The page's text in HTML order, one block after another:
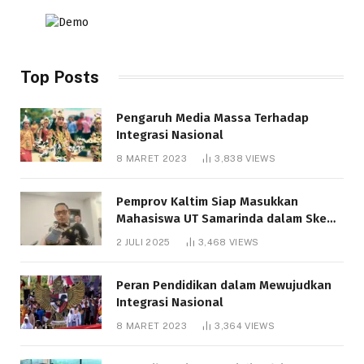
Top Posts
Pengaruh Media Massa Terhadap
Integrasi Nasional
8 MARET 2023 3,838VIEWS
Pemprov Kaltim Siap Masukkan
Mahasiswa UT Samarinda dalam Skema
Bantuan Pendidikan Gratispol
2 JULI 2025 3,468 VIEWS
Peran Pendidikan dalam Mewujudkan
Integrasi Nasional
8 MARET 2023 3,364VIEWS